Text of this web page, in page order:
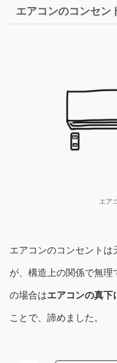
エアコンのコンセン
エア
エアコンのコンセントは
が、構造上の関係で無理
の場合はエアコンの真下
ことで、諦めました。